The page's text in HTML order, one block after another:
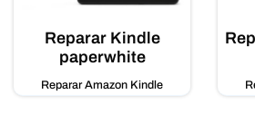
Reparar Kindle
paperwhite
Reparar Amazon Kindle